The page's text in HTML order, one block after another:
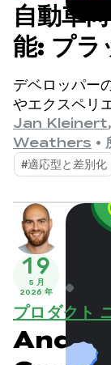
自動車
能: プラ
プレミ
の実現
デベロッパー
やエクスペリ
を、Google
も、Android
システムは力
Jan Kleinert,
Weathers •
#適応型と差別化
19
5 月
2026 年
プロダクト